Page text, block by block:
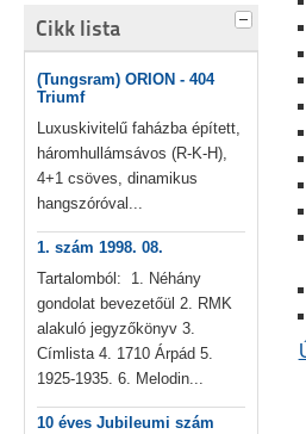
Cikk lista
(Tungsram) ORION - 404
Triumf
Luxuskivitelű faházba épített,
háromhullámsávos (R-K-H),
4+1 csöves, dinamikus
hangszóróval...
1. szám 1998. 08.
Tartalomból: 1. Néhány
gondolat bevezetőül 2. RMK
alakuló jegyzőkönyv 3.
Címlista 4. 1710 Árpád 5.
1925-1935. 6. Melodin...
10 éves Jubileumi szám